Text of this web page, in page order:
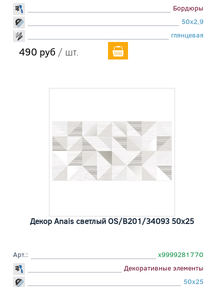
Бордюры
50x2,9
глянцевая
490 руб / шт.
Декор Anais светлый OS/B201/34093 50x25
Арт.:
х9999281770
Декоративные элементы
50x25